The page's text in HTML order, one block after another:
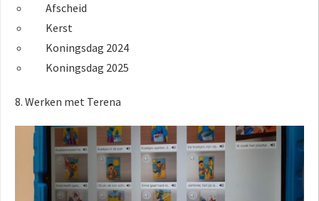
Afscheid
Kerst
Koningsdag 2024
Koningsdag 2025
8. Werken met Terena